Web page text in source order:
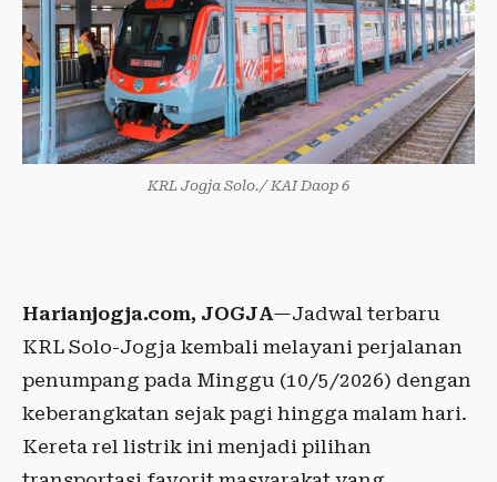
KRL Jogja Solo./ KAI Daop 6
Harianjogja.com, JOGJA—Jadwal terbaru
KRL Solo-Jogja kembali melayani perjalanan
penumpang pada Minggu (10/5/2026) dengan
keberangkatan sejak pagi hingga malam hari.
Kereta rel listrik ini menjadi pilihan